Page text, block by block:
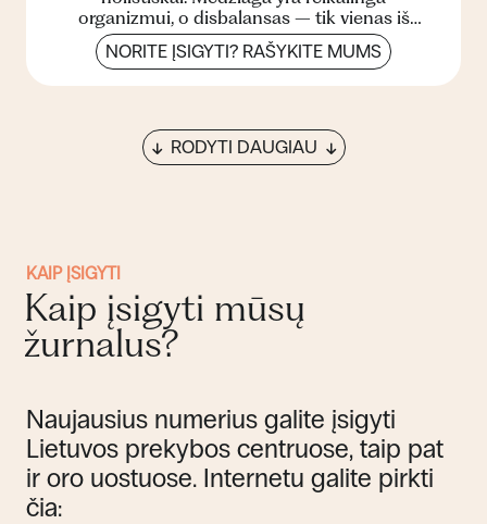
organizmui, o disbalansas – tik vienas iš
sutrikusios sveikatos požy...
NORITE ĮSIGYTI? RAŠYKITE MUMS
RODYTI DAUGIAU
KAIP ĮSIGYTI
Kaip įsigyti mūsų
žurnalus?
Naujausius numerius galite įsigyti
Lietuvos prekybos centruose, taip pat
ir oro uostuose. Internetu galite pirkti
čia: